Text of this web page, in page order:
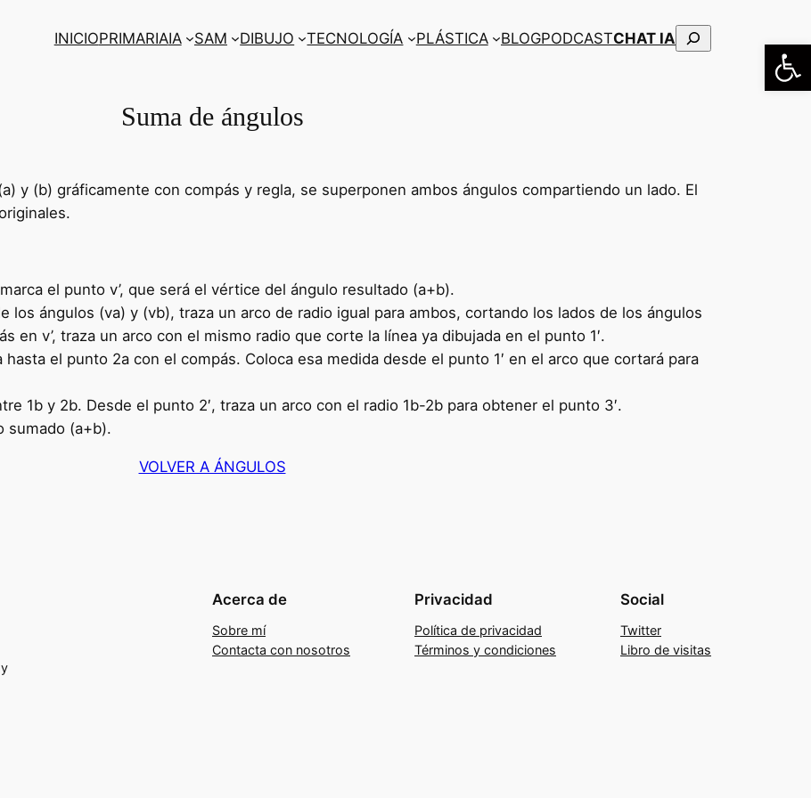
INICIOPRIMARIAIA SAM DIBUJO TECNOLOGÍA PLÁSTICA BLOGPODCASTCHAT IA Buscar
Suma de ángulos
y (b) gráficamente con compás y regla, se superponen ambos ángulos compartiendo un lado. El
el punto v’, que será el vértice del ángulo resultado (a+b).
los ángulos (va) y (vb), traza un arco de radio igual para ambos, cortando los lados de los ángulos
en v’, traza un arco con el mismo radio que corte la línea ya dibujada en el punto 1′.
el punto 2a con el compás. Coloca esa medida desde el punto 1′ en el arco que cortará para
1b y 2b. Desde el punto 2′, traza un arco con el radio 1b-2b para obtener el punto 3′.
sumado (a+b).
VOLVER A ÁNGULOS
Acerca de
Sobre mí
Contacta con nosotros
Privacidad
Política de privacidad
Términos y condiciones
Social
Twitter
Libro de visitas
Abrir